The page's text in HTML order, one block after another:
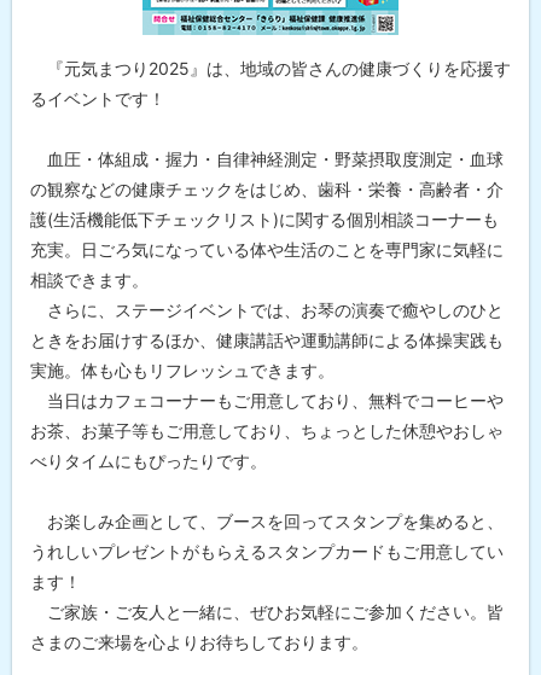
『元気まつり2025』は、地域の皆さんの健康づくりを応援す
るイベントです！
血圧・体組成・握力・自律神経測定・野菜摂取度測定・血球
の観察などの健康チェックをはじめ、歯科・栄養・高齢者・介
護(生活機能低下チェックリスト)に関する個別相談コーナーも
充実。日ごろ気になっている体や生活のことを専門家に気軽に
相談できます。
さらに、ステージイベントでは、お琴の演奏で癒やしのひと
ときをお届けするほか、健康講話や運動講師による体操実践も
実施。体も心もリフレッシュできます。
当日はカフェコーナーもご用意しており、無料でコーヒーや
お茶、お菓子等もご用意しており、ちょっとした休憩やおしゃ
べりタイムにもぴったりです。
お楽しみ企画として、ブースを回ってスタンプを集めると、
うれしいプレゼントがもらえるスタンプカードもご用意してい
ます！
ご家族・ご友人と一緒に、ぜひお気軽にご参加ください。皆
さまのご来場を心よりお待ちしております。